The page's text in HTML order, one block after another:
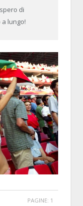
di
lungo!
PAGINE: 1